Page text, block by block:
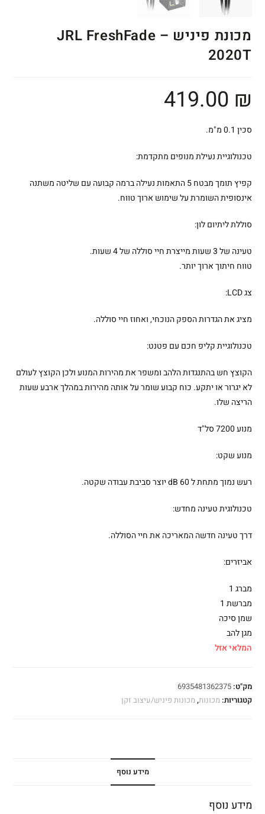
מכונת פיניש – JRL FreshFade
2020T
419.00 ₪
סכין 0.1 מ"מ.
טכנולוגיית נעילת מנופים מתקדמת:
קפיץ תומך מבטח 5 התאמות נעילה ברמה קבועה עם שליטה משתנה
אינסופית השומרת על שימוש ארוך טווח.
סוללת ליתיום לון:
טעינה של 3 שעות מייצרת חיי סוללה של 4 שעות.
טווח חיתוך ארוך יותר.
צג LCD:
מציג את הגדרות הספק הנוכחי, ואחוז חיי סוללה.
טכנולוגיית קליפ חכם עם פטנט:
הקוצץ חש בהתנגדות הלהב ומשפר את מהירות המנוע ולכן הקוצץ לעולם
לא יגרור או יתקע. כוח קבוע שומר על אותה מהירות במהלך ארבע שעות
הריצה שלו.
מנוע 7200 סל"ד
מנוע שקט:
רעש נמוך מתחת ל 60 dB יוצר סביבת עבודה שקטה.
טכנולוגית טעינה מחדש:
דרך טעינה חדשה המאריכה את חיי הסוללה.
אביזרים:
מברג 1
מברשת 1
שמן סיכה
מגן להב
המלאי אזל
מק"ט:6935481362375
קטגוריות:מכונות,מכונות פיניש/עיצוב זקן
מידע נוסף
מידע נוסף